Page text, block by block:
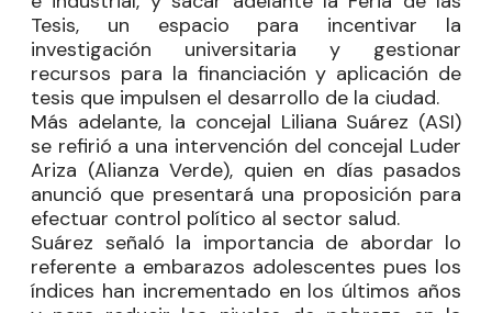
Tesis, un espacio para incentivar la
investigación universitaria y gestionar
recursos para la financiación y aplicación de
tesis que impulsen el desarrollo de la ciudad.
Más adelante, la concejal Liliana Suárez (ASI)
se refirió a una intervención del concejal Luder
Ariza (Alianza Verde), quien en días pasados
anunció que presentará una proposición para
efectuar control político al sector salud.
Suárez señaló la importancia de abordar lo
referente a embarazos adolescentes pues los
índices han incrementado en los últimos años